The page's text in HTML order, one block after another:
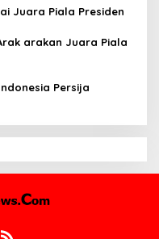
Juara Piala Presiden
arakan Juara Piala
Persija